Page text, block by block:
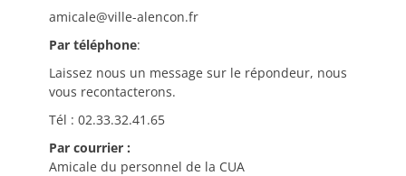
amicale@ville-alencon.fr
Par téléphone:
Laissez nous un message sur le répondeur, nous
vous recontacterons.
Tél : 02.33.32.41.65
Par courrier :
Amicale du personnel de la CUA